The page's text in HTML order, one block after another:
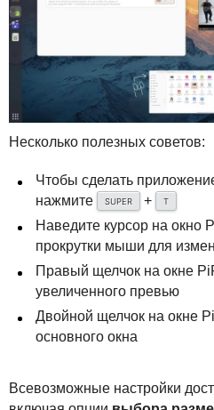
Несколько полезных советов:
Чтобы сделать
нажмите
SUPER + T
Наведите курсор на окно
прокрутки мыши для
Правый щелчок на окне
увеличенного превью
Двойной щелчок на окне
основного окна
Всевозможные настройки